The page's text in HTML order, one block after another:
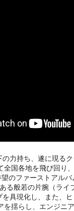
力持ち、遂に現るク
全国各地を飛び回り
のファーストアル
る般若の片腕（ライ
具現化し、また、
を揺らし、エンジニ